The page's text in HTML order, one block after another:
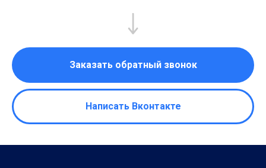
Заказать обратный звонок
Написать Вконтакте